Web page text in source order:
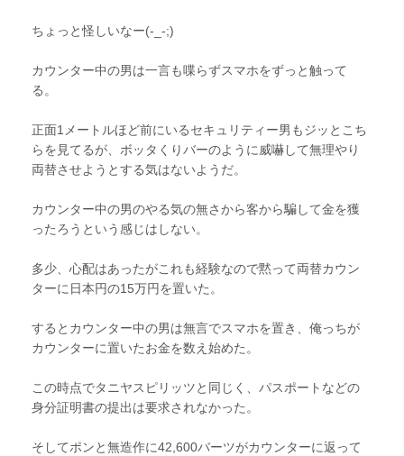
ちょっと怪しいなー(-_-;)
カウンター中の男は一言も喋らずスマホをずっと触って
る。
正面1メートルほど前にいるセキュリティー男もジッとこち
らを見てるが、ボッタくりバーのように威嚇して無理やり
両替させようとする気はないようだ。
カウンター中の男のやる気の無さから客から騙して金を獲
ったろうという感じはしない。
多少、心配はあったがこれも経験なので黙って両替カウン
ターに日本円の15万円を置いた。
するとカウンター中の男は無言でスマホを置き、俺っちが
カウンターに置いたお金を数え始めた。
この時点でタニヤスピリッツと同じく、パスポートなどの
身分証明書の提出は要求されなかった。
そしてポンと無造作に42,600バーツがカウンターに返って